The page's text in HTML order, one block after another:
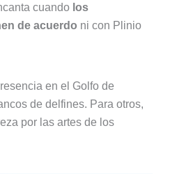
cuando los
de acuerdo ni con Plinio
en el Golfo de
de delfines. Para otros,
por las artes de los